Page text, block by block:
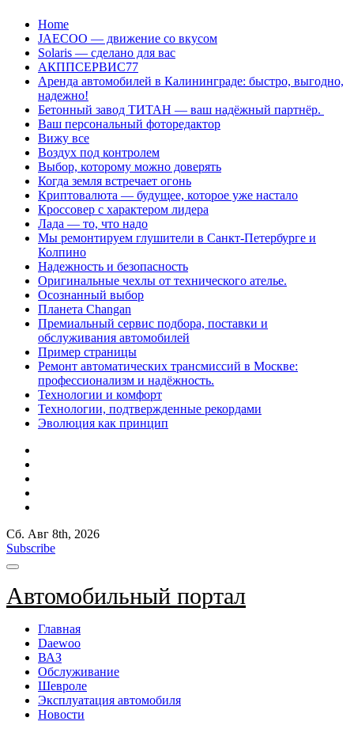
Перейти
содержанию
Home
JAECOO — движение со вкусом
Solaris — сделано для вас
АКППСЕРВИС77
Аренда автомобилей в Калининграде: быстро, выгодно,
надежно!
Бетонный завод ТИТАН — ваш надёжный партнёр.
Ваш персональный фоторедактор
Вижу все
Воздух под контролем
Выбор, которому можно доверять
Когда земля встречает огонь
Криптовалюта — будущее, которое уже настало
Кроссовер с характером лидера
Лада — то, что надо
Мы ремонтируем глушители в Санкт-Петербурге и
Колпино
Надежность и безопасность
Оригинальные чехлы от технического ателье.
Осознанный выбор
Планета Changan
Премиальный сервис подбора, поставки и
обслуживания автомобилей
Пример страницы
Ремонт автоматических трансмиссий в Москве:
профессионализм и надёжность.
Технологии и комфорт
Технологии, подтвержденные рекордами
Эволюция как принцип
Сб. Авг 8th, 2026
Subscribe
Автомобильный портал
Главная
Daewoo
ВАЗ
Обслуживание
Шевроле
Эксплуатация автомобиля
Новости